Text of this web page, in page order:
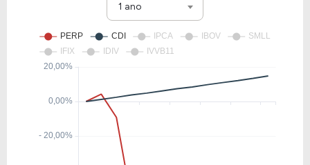
1 ano